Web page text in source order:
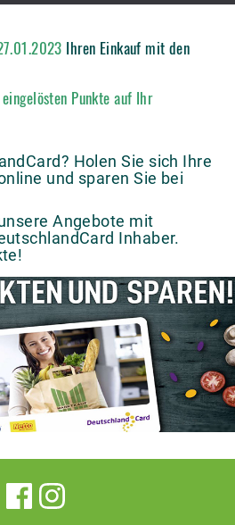
Ihren Einkauf mit den
Punkte auf Ihr
Holen Sie sich Ihre
und sparen Sie bei
Angebote mit
Inhaber.